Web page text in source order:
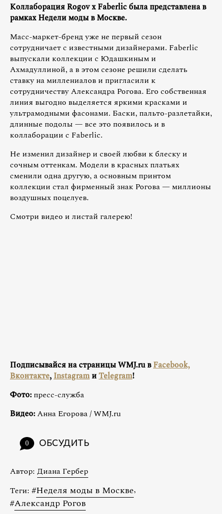
Коллаборация Rogov x Faberlic была представлена в
рамках Недели моды в Москве.
Масс-маркет-бренд уже не первый сезон
сотрудничает с известными дизайнерами. Faberlic
выпускали коллекции с Юдашкиным и
Ахмадуллиной, а в этом сезоне решили сделать
ставку на миллениалов и пригласили к
сотрудничеству Александра Рогова. Его собственная
линия выгодно выделяется яркими красками и
ультрамодными фасонами. Баски, пальто-разлетайки,
длинные подолы — все это появилось и в
коллаборации с Faberlic.
Не изменил дизайнер и своей любви к блеску и
сочным оттенкам. Модели в красных платьях
сменили одна другую, а основным принтом
коллекции стал фирменный знак Рогова — миллионы
воздушных поцелуев.
Смотри видео и листай галерею!
Подписывайся на страницы WMJ.ru вFacebook,
Вконтакте,InstagramиTelegram!
Фото: пресс-служба
Видео:Анна Егорова / WMJ.ru
0 ОБСУДИТЬ
Автор: Диана Гербер
Теги: #Неделя моды в Москве,
#Александр Рогов